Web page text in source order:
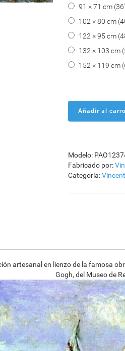
91 × 71 cm
102 × 80 cm
122 × 95 cm
132 × 103 cm
152 × 119 cm
Modelo:
Fabricado por:
Categoría:
artesanal en lienzo de la famosa
Gogh, del Museo de